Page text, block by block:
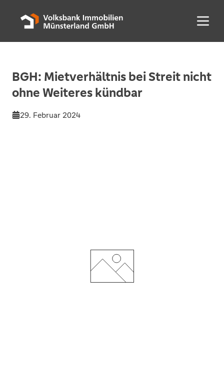
Menü
BGH: Mietverhältnis bei Streit nicht
ohne Weiteres kündbar
29. Februar 2024